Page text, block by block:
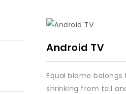
Android TV
Equal blame
shrinking from toil